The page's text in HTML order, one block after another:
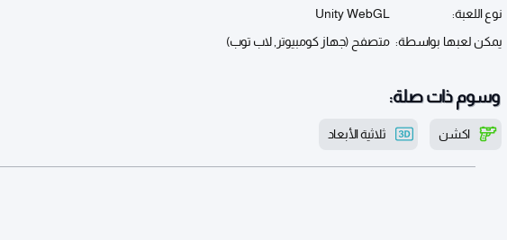
نوع اللعبة:
Unity WebGL
يمكن لعبها بواسطة: متصفح (جهاز كومبيوتر, لاب توب)
وسوم ذات صلة:
اكشن ثلاثية الأبعاد